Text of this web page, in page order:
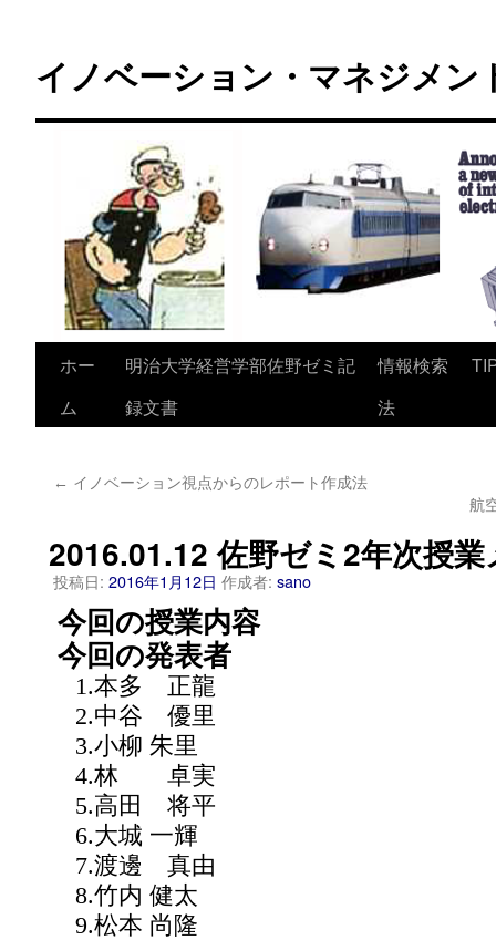
テ
イノベーション・マネジメン
ホー
ム
明治大学経営学部佐野ゼミ記
録文書
情報検索
法
← イノベーション視点からのレポート作成法
航
2016.01.12 佐野ゼミ2年次授業
投稿日: 2016年1月12日 作成者: sano
今回の授業内容
今回の発表者
1.本多 正龍
2.中谷 優里
3.小柳 朱里
4.林 卓実
5.高田 将平
6.大城 一輝
7.渡邊 真由
8.竹内 健太
9.松本 尚隆